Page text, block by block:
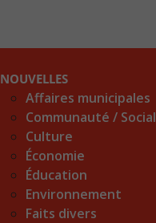
NOUVELLES
Affaires municipales
Communauté / Social
Culture
Économie
Éducation
Environnement
Faits divers